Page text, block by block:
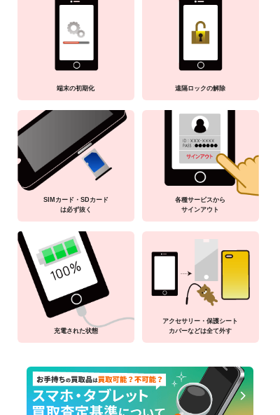
端末の初期化 遠隔ロックの解除
SIMカード・SDカード
は必ず抜く
各種サービスから
サインアウト
充電された状態
アクセサリー・保護シート
カバーなどは全て外す